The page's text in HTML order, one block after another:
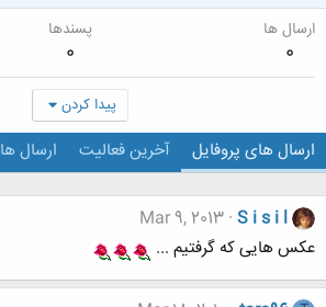
ارسال ها
0
پسندها
0
پیدا کردن
ارسال های پروفایل آخرین فعالیت ارسال ها
S i s i l
Mar 9, 2013
عکس هایی که گرفتیم ...